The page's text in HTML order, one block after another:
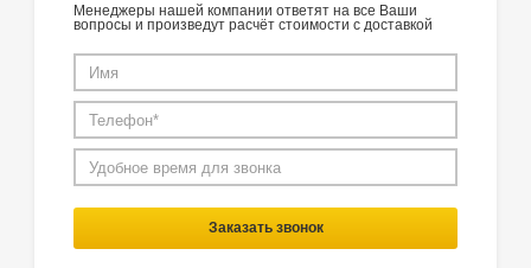
Менеджеры нашей компании ответят на все Ваши
вопросы и произведут расчёт стоимости с доставкой
Заказать звонок